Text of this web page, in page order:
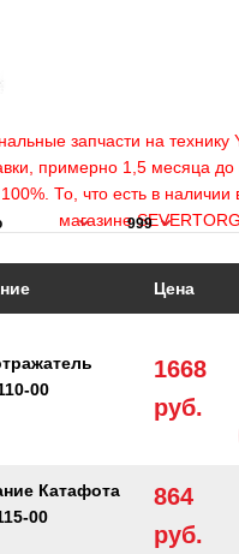
запчасти на технику
примерно 1,5 месяца до
То, что есть в
магазине
Цена
00
1668
руб.
Катафота
00
864
руб.